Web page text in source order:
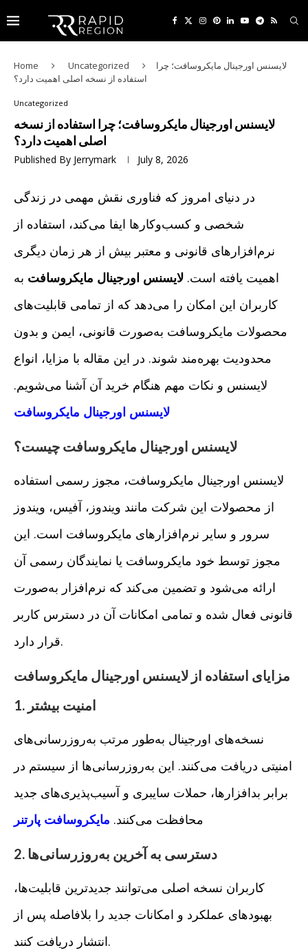
Home Uncategorized
لایسنس اورجینال مایکروسافت؛ چرا
استفاده از نسخه اصلی اهمیت دارد؟
Uncategorized
لایسنس اورجینال مایکروسافت؛ چرا استفاده از نسخه
اصلی اهمیت دارد؟
Published By Jerrymark July 8, 2026
در دنیای امروز که فناوری نقش مهمی در زندگی
شخصی و کسب‌وکارها ایفا می‌کند، استفاده از
نرم‌افزارهای قانونی و معتبر بیش از هر زمان دیگری
اهمیت یافته است. لایسنس اورجینال مایکروسافت به
کاربران این امکان را می‌دهد که از تمامی قابلیت‌های
محصولات مایکروسافت به‌صورت قانونی، ایمن و بدون
محدودیت بهره‌مند شوند. در این مقاله با مزایا، انواع
لایسنس و نکات مهم هنگام خرید آن آشنا می‌شویم.
لایسنس اورجینال مایکروسافت
لایسنس اورجینال مایکروسافت چیست؟
لایسنس اورجینال مایکروسافت، مجوز رسمی استفاده
از محصولات این شرکت مانند ویندوز، آفیس، ویندوز
سرور و سایر نرم‌افزارهای مایکروسافت است. این
مجوز توسط خود مایکروسافت یا نمایندگان رسمی آن
ارائه می‌شود و تضمین می‌کند که نرم‌افزار به‌صورت
قانونی فعال شده و تمامی امکانات آن در دسترس کاربر
قرار دارد.
مزایای استفاده از لایسنس اورجینال مایکروسافت
1. امنیت بیشتر
نسخه‌های اورجینال به‌طور مرتب به‌روزرسانی‌های
امنیتی دریافت می‌کنند. این به‌روزرسانی‌ها از سیستم در
برابر بدافزارها، حملات سایبری و آسیب‌پذیری‌های جدید
محافظت می‌کنند. مایکروسافت پارتنر
2. دسترسی به آخرین به‌روزرسانی‌ها
کاربران نسخه اصلی می‌توانند جدیدترین قابلیت‌ها،
بهبودهای عملکرد و امکانات جدید را بلافاصله پس از
انتشار دریافت کنند.